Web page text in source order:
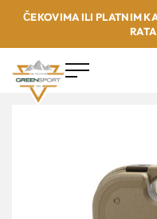
ČEKOVIMA ILI PLATNIM